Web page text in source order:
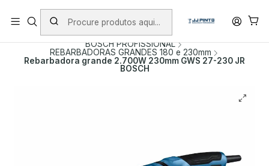
PORTES INCLUÍDOS EM ENCOMENDAS +75€ (excepto ilhas)
Início PRODUTOS
FERRAMENTAS COM FIO
BOSCH PROFISSIONAL
REBARBADORAS GRANDES 180 e 230mm
Rebarbadora grande 2.700W 230mm GWS 27-230 JR
BOSCH